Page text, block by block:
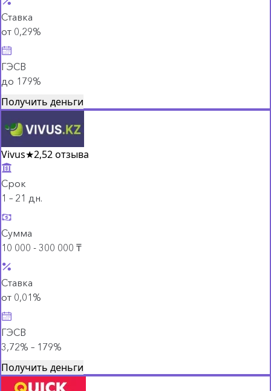
Ставка
от 0,29%
ГЭСВ
до 179%
Получить деньги
Vivus★2,52 отзыва
Срок
1 – 21 дн.
Сумма
10 000 - 300 000 ₸
Ставка
от 0,01%
ГЭСВ
3,72% – 179%
Получить деньги